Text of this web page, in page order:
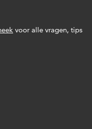
voor alle vragen, tips